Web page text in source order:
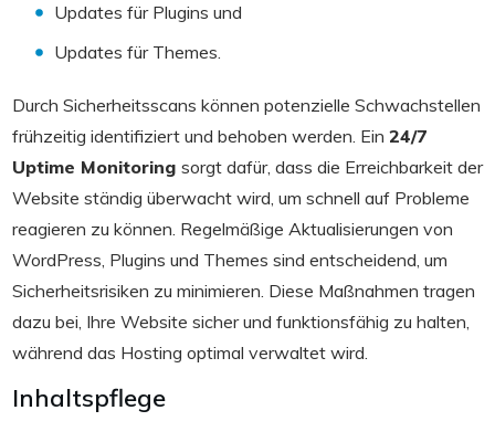
Updates für Plugins und
Updates für Themes.
Durch Sicherheitsscans können potenzielle Schwachstellen
frühzeitig identifiziert und behoben werden. Ein 24/7
Uptime Monitoring sorgt dafür, dass die Erreichbarkeit der
Website ständig überwacht wird, um schnell auf Probleme
reagieren zu können. Regelmäßige Aktualisierungen von
WordPress, Plugins und Themes sind entscheidend, um
Sicherheitsrisiken zu minimieren. Diese Maßnahmen tragen
dazu bei, Ihre Website sicher und funktionsfähig zu halten,
während das Hosting optimal verwaltet wird.
Inhaltspflege